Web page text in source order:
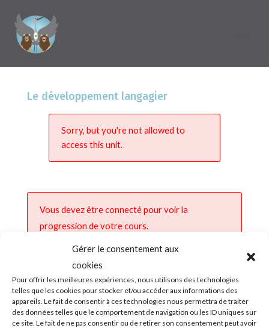
Gérer le consentement aux
cookies
Pour offrir les meilleures expériences, nous utilisons des technologies
telles que les cookies pour stocker et/ou accéder aux informations des
appareils. Le fait de consentir à ces technologies nous permettra de traiter
des données telles que le comportement de navigation ou les ID uniques sur
ce site. Le fait de ne pas consentir ou de retirer son consentement peut avoir
Le développement langagier
Sorry, but you're not allowed to
access this unit.
Vous devez être connecté pour voir la
progression de votre cours.